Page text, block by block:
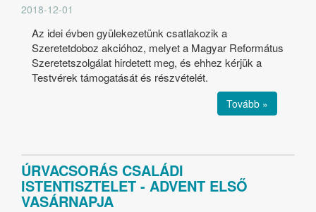
2018-12-01
Az idei évben gyülekezetünk csatlakozik a
Szeretetdoboz akcióhoz, melyet a Magyar Református
Szeretetszolgálat hirdetett meg, és ehhez kérjük a
Testvérek támogatását és részvételét.
Tovább »
ÚRVACSORÁS CSALÁDI
ISTENTISZTELET - ADVENT ELSŐ
VASÁRNAPJA